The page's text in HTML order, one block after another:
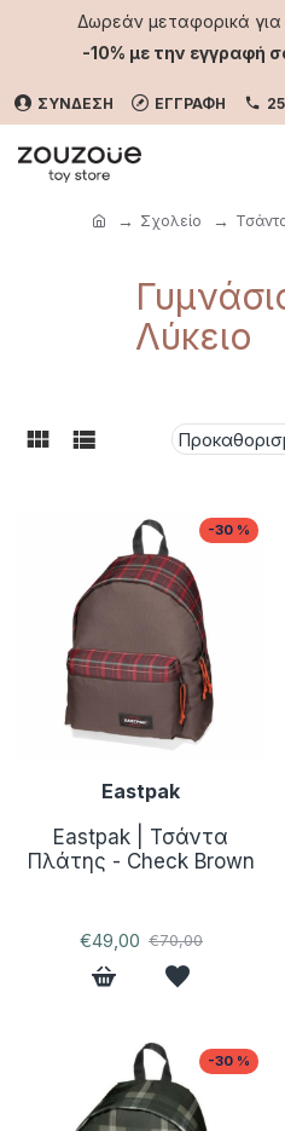
Δωρεάν μεταφορικά
-10% με την εγγραφή
ΣΥΝΔΕΣΗ ΕΓΓΡΑΦΗ
Σχολείο
Λύκειο
-30 %
Eastpak
Eastpak | Τσάντα
Πλάτης - Check Brown
€49,00 €70,00
-30 %